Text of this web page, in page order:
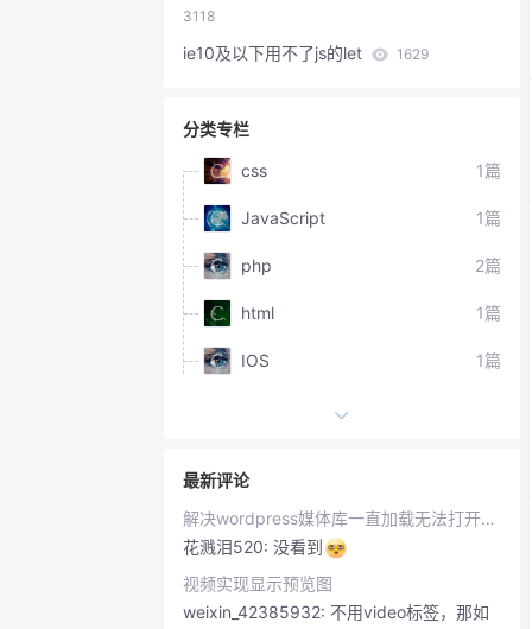
3118
ie10及以下用不了js的let 1629
分类专栏
css 1篇
JavaScript 1篇
php 2篇
html 1篇
IOS 1篇
vue.js
js
最新评论
解决wordpress媒体库一直加载无法打开，上传错误。
花溅泪520: 没看到
视频实现显示预览图
weixin_42385932: 不用video标签，那如